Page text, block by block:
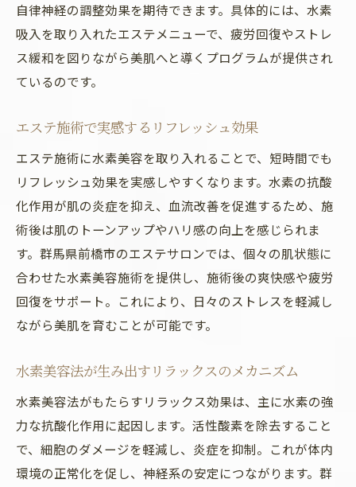
自律神経の調整効果を期待できます。具体的には、水素
吸入を取り入れたエステメニューで、疲労回復やストレ
ス緩和を図りながら美肌へと導くプログラムが提供され
ているのです。
エステ施術で実感するリフレッシュ効果
エステ施術に水素美容を取り入れることで、短時間でも
リフレッシュ効果を実感しやすくなります。水素の抗酸
化作用が肌の炎症を抑え、血流改善を促進するため、施
術後は肌のトーンアップやハリ感の向上を感じられま
す。群馬県前橋市のエステサロンでは、個々の肌状態に
合わせた水素美容施術を提供し、施術後の爽快感や疲労
回復をサポート。これにより、日々のストレスを軽減し
ながら美肌を育むことが可能です。
水素美容法が生み出すリラックスのメカニズム
水素美容法がもたらすリラックス効果は、主に水素の強
力な抗酸化作用に起因します。活性酸素を除去すること
で、細胞のダメージを軽減し、炎症を抑制。これが体内
環境の正常化を促し、神経系の安定につながります。群